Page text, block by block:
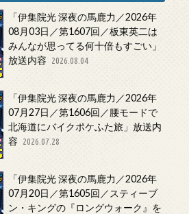
「伊集院光 深夜の馬鹿力／2026年
08月03日／第1607回／板東英二は
みんなが思ってる何十倍もすごい」
放送内容
2026.08.04
「伊集院光 深夜の馬鹿力／2026年
07月27日／第1606回／腰モードで
北海道にバイクポケふた旅」放送内
容
2026.07.28
「伊集院光 深夜の馬鹿力／2026年
07月20日／第1605回／スティーブ
ン・キングの『ロングウォーク』を